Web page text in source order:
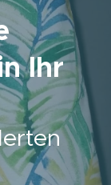
Ihr